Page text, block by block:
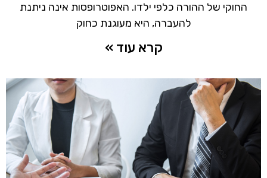
החוקי של ההורה כלפי ילדו. האפוטרופסות אינה ניתנת
להעברה, היא מעוגנת כחוק
קרא עוד »